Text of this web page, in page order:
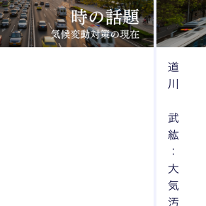
道
川
武
紘
：
大
気
汚